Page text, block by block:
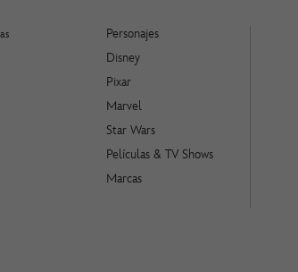
Personajes
Disney
Pixar
Marvel
Star Wars
Películas & TV Shows
Marcas